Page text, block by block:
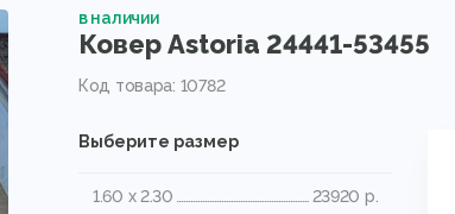
в наличии
Ковер Astoria 24441-53455
Код товара: 10782
Выберите размер
1.60 x 2.30 23920 р.